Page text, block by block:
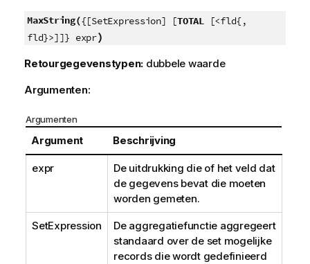
MaxString({[SetExpression] [TOTAL[<fld{,
fld}>]]} expr)
Retourgegevenstypen: dubbele waarde
Argumenten:
Argumenten
Argument Beschrijving
expr
De uitdrukking die of het veld dat
de gegevens bevat die moeten
worden gemeten.
SetExpression
De aggregatiefunctie aggregeert
standaard over de set mogelijke
records die wordt gedefinieerd